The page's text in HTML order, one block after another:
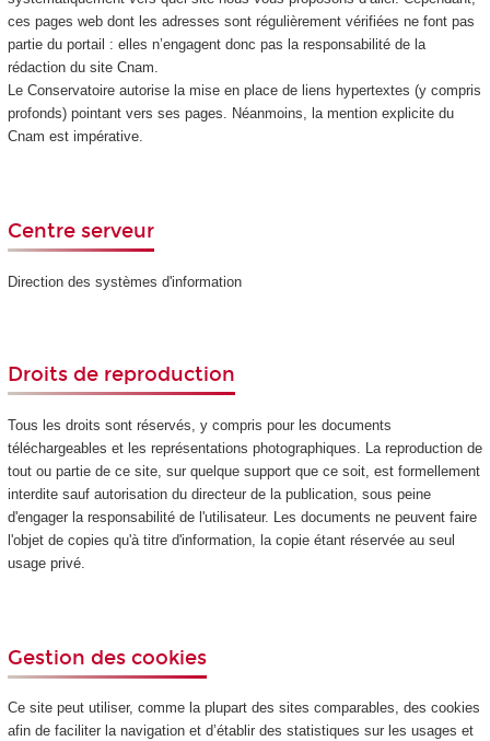
ces pages web dont les adresses sont régulièrement vérifiées ne font pas
partie du portail : elles n’engagent donc pas la responsabilité de la
rédaction du site Cnam.
Le Conservatoire autorise la mise en place de liens hypertextes (y compris
profonds) pointant vers ses pages. Néanmoins, la mention explicite du
Cnam est impérative.
Centre serveur
Direction des systèmes d'information
Droits de reproduction
Tous les droits sont réservés, y compris pour les documents
téléchargeables et les représentations photographiques. La reproduction de
tout ou partie de ce site, sur quelque support que ce soit, est formellement
interdite sauf autorisation du directeur de la publication, sous peine
d'engager la responsabilité de l'utilisateur. Les documents ne peuvent faire
l'objet de copies qu'à titre d'information, la copie étant réservée au seul
usage privé.
Gestion des cookies
Ce site peut utiliser, comme la plupart des sites comparables, des cookies
afin de faciliter la navigation et d’établir des statistiques sur les usages et